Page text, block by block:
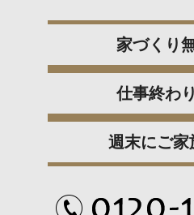
家づくり
仕事終わ
週末にご家